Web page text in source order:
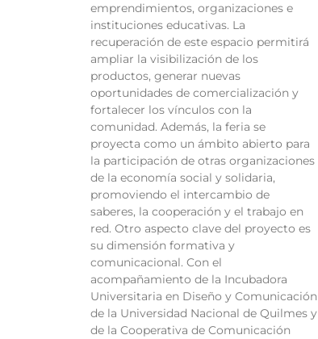
emprendimientos, organizaciones e
instituciones educativas. La
recuperación de este espacio permitirá
ampliar la visibilización de los
productos, generar nuevas
oportunidades de comercialización y
fortalecer los vínculos con la
comunidad. Además, la feria se
proyecta como un ámbito abierto para
la participación de otras organizaciones
de la economía social y solidaria,
promoviendo el intercambio de
saberes, la cooperación y el trabajo en
red. Otro aspecto clave del proyecto es
su dimensión formativa y
comunicacional. Con el
acompañamiento de la Incubadora
Universitaria en Diseño y Comunicación
de la Universidad Nacional de Quilmes y
de la Cooperativa de Comunicación